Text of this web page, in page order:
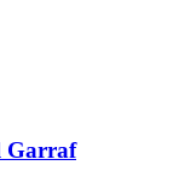
Garraf